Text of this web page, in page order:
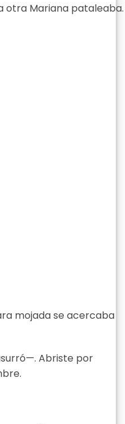
otra Mariana pataleaba.
mojada se acercaba
Abriste por